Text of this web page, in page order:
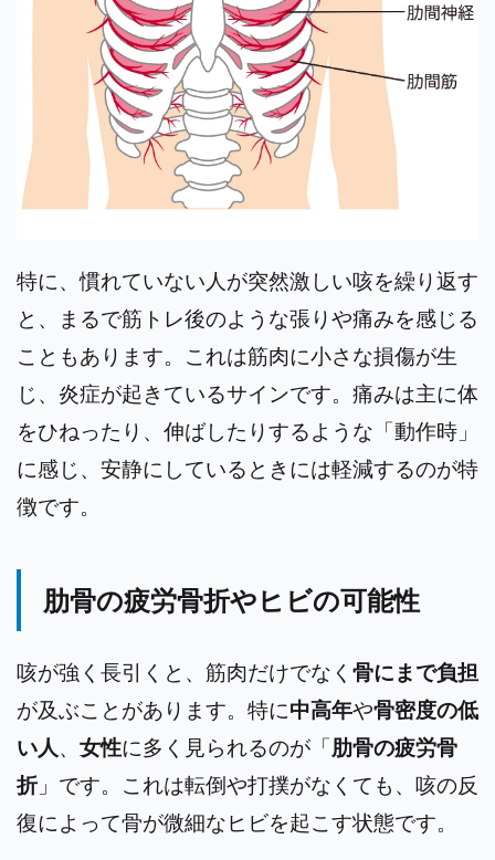
特に、慣れていない人が突然激しい咳を繰り返す
と、まるで筋トレ後のような張りや痛みを感じる
こともあります。これは筋肉に小さな損傷が生
じ、炎症が起きているサインです。痛みは主に体
をひねったり、伸ばしたりするような「動作時」
に感じ、安静にしているときには軽減するのが特
徴です。
肋骨の疲労骨折やヒビの可能性
咳が強く長引くと、筋肉だけでなく 骨にまで負担
が及ぶことがあります。特に中高年や骨密度の低
い人 、 女性に多く見られるのが「肋骨の疲労骨
折 」です。これは転倒や打撲がなくても、咳の反
復によって骨が微細なヒビを起こす状態です。